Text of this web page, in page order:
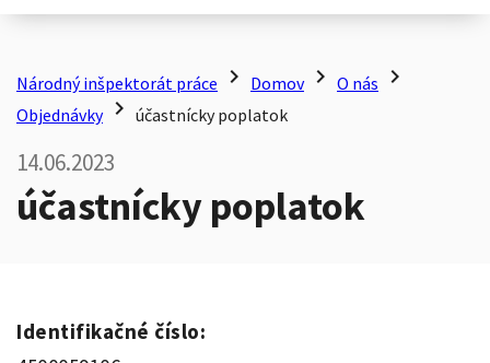
Národný inšpektorát práce chevron_right Domov chevron_right O nás chevron_right
Objednávky chevron_right účastnícky poplatok
14.06.2023
účastnícky poplatok
Identifikačné číslo: